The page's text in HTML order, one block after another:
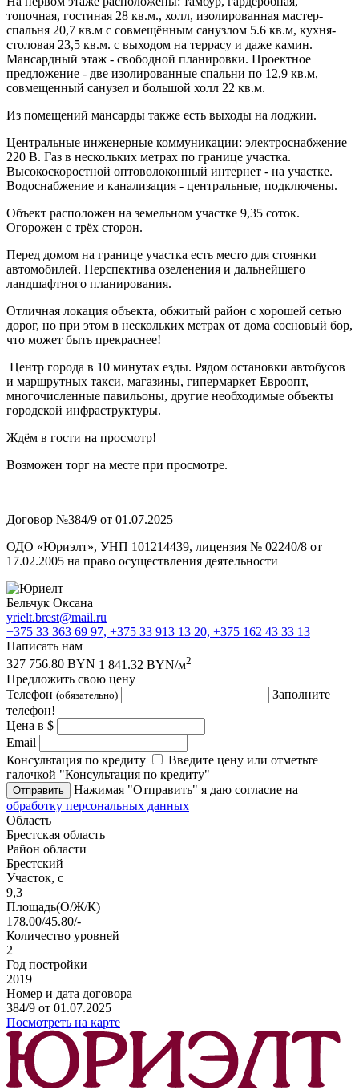
топочная, гостиная 28 кв.м., холл, изолированная мастер-
спальня 20,7 кв.м с совмещённым санузлом 5.6 кв.м, кухня-
столовая 23,5 кв.м. с выходом на террасу и даже камин.
Мансардный этаж - свободной планировки. Проектное
предложение - две изолированные спальни по 12,9 кв.м,
совмещенный санузел и большой холл 22 кв.м.
Из помещений мансарды также есть выходы на лоджии.
Центральные инженерные коммуникации: электроснабжение
220 В. Газ в нескольких метрах по границе участка.
Высокоскоростной оптоволоконный интернет - на участке.
Водоснабжение и канализация - центральные, подключены.
Объект расположен на земельном участке 9,35 соток.
Огорожен с трёх сторон.
Перед домом на границе участка есть место для стоянки
автомобилей. Перспектива озеленения и дальнейшего
ландшафтного планирования.
Отличная локация объекта, обжитый район с хорошей сетью
дорог, но при этом в нескольких метрах от дома сосновый бор,
что может быть прекраснее!
Центр города в 10 минутах езды. Рядом остановки автобусов
и маршрутных такси, магазины, гипермаркет Евроопт,
многочисленные павильоны, другие необходимые объекты
городской инфраструктуры.
Ждём в гости на просмотр!
Возможен торг на месте при просмотре.
Договор №384/9 от 01.07.2025
ОДО «Юриэлт», УНП 101214439, лицензия № 02240/8 от
17.02.2005 на право осуществления деятельности
Бельчук Оксана
yrielt.brest@mail.ru
+375 33 363 69 97, +375 33 913 13 20, +375 162 43 33 13
Написать нам
327 756.80 BYN 1 841.32 BYN/м2
Предложить свою цену
Телефон (обязательно)
Заполните
телефон!
Цена в $
Email
Консультация по кредиту
Введите цену или отметьте
галочкой "Консультация по кредиту"
Отправить
Нажимая "Отправить" я даю согласие на
обработку персональных данных
Область
Брестская область
Район области
Брестский
Участок, с
9,3
Площадь(О/Ж/К)
178.00/45.80/-
Количество уровней
2
Год постройки
2019
Номер и дата договора
384/9 от 01.07.2025
Посмотреть на карте